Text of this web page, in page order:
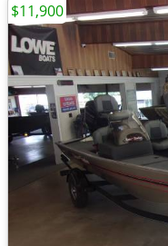
$11,900